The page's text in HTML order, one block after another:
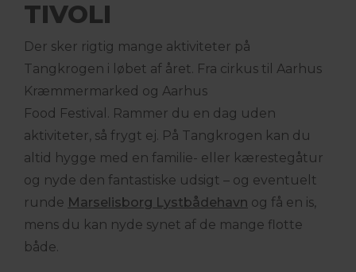
TIVOLI
Der sker rigtig mange aktiviteter på
Tangkrogen i løbet af året. Fra cirkus til Aarhus
Kræmmermarked og Aarhus
Food Festival. Rammer du en dag uden
aktiviteter, så frygt ej. På Tangkrogen kan du
altid hygge med en familie- eller kærestegåtur
og nyde den fantastiske udsigt – og eventuelt
runde Marselisborg Lystbådehavn og få en is,
mens du kan nyde synet af de mange flotte
både.